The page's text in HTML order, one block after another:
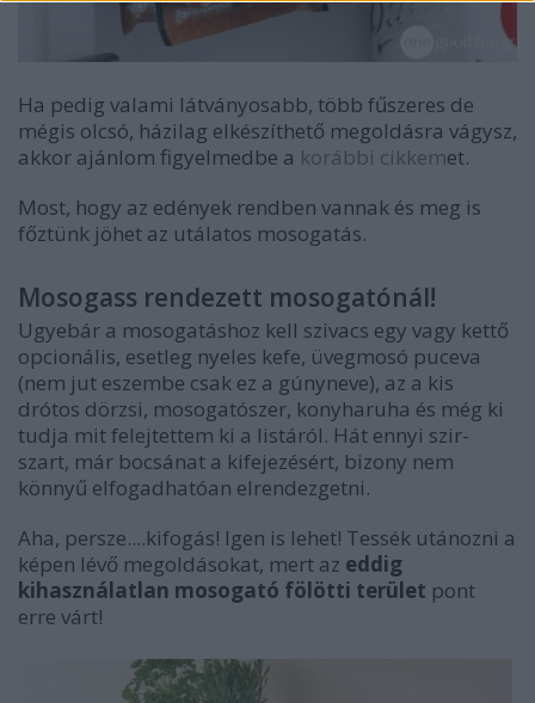
Ha pedig valami látványosabb, több fűszeres de
mégis olcsó, házilag elkészíthető megoldásra vágysz,
akkor ajánlom figyelmedbe a korábbi cikkemet.
Most, hogy az edények rendben vannak és meg is
főztünk jöhet az utálatos mosogatás.
Mosogass rendezett mosogatónál!
Ugyebár a mosogatáshoz kell szivacs egy vagy kettő
opcionális, esetleg nyeles kefe, üvegmosó puceva
(nem jut eszembe csak ez a gúnyneve), az a kis
drótos dörzsi, mosogatószer, konyharuha és még ki
tudja mit felejtettem ki a listáról. Hát ennyi szir-
szart, már bocsánat a kifejezésért, bizony nem
könnyű elfogadhatóan elrendezgetni.
Aha, persze....kifogás! Igen is lehet! Tessék utánozni a
képen lévő megoldásokat, mert az eddig
kihasználatlan mosogató fölötti terület pont
erre várt!